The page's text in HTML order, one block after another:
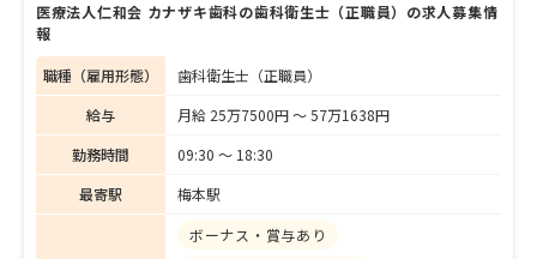
医療法人仁和会 カナザキ歯科の歯科衛生士（正職員）の求人募集情
報
職種（雇用形態）
歯科衛生士（正職員）
給与
月給 25万7500円 〜 57万1638円
勤務時間
09:30 〜 18:30
最寄駅
梅本駅
ボーナス・賞与あり